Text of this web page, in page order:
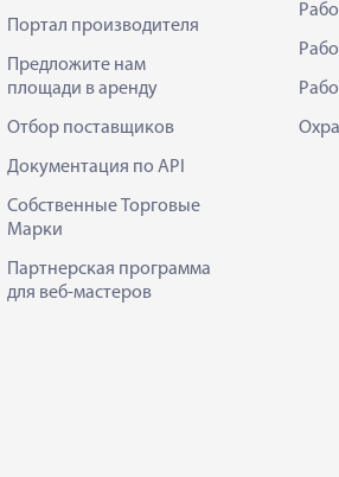
Портал производителя
Предложите нам
площади в аренду
Отбор поставщиков
Документация по API
Собственные Торговые
Марки
Партнерская программа
для веб-мастеров